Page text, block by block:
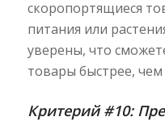
скоропортящиеся
питания или
уверены, что
товары быстрее,
Критерий #10: